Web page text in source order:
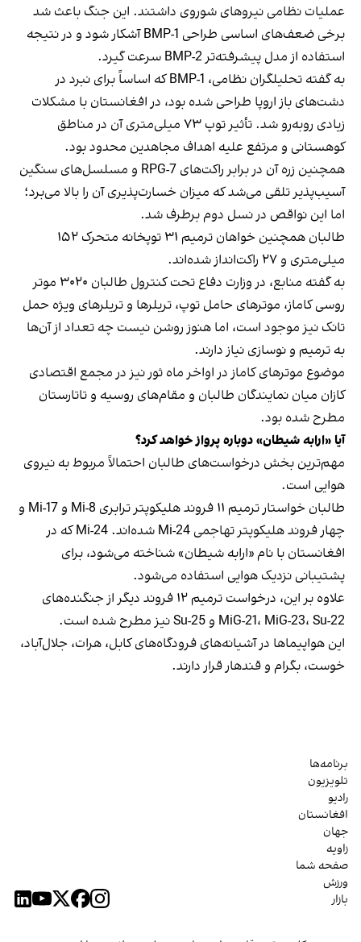
عملیات نظامی نیروهای شوروی داشتند. این جنگ باعث شد
برخی ضعف‌های اساسی طراحی BMP-1 آشکار شود و در نتیجه
استفاده از مدل پیشرفته‌تر BMP-2 سرعت گیرد.
به گفته تحلیلگران نظامی، BMP-1 که اساساً برای نبرد در
دشت‌های باز اروپا طراحی شده بود، در افغانستان با مشکلات
زیادی روبه‌رو شد. تأثیر توپ ۷۳ میلی‌متری آن در مناطق
کوهستانی و مرتفع علیه اهداف مجاهدین محدود بود.
همچنین زره آن در برابر راکت‌های RPG-7 و مسلسل‌های سنگین
آسیب‌پذیر تلقی می‌شد که میزان خسارت‌پذیری آن را بالا می‌برد؛
اما این نواقص در نسل دوم برطرف شد.
طالبان همچنین خواهان ترمیم ۳۱ توپخانه متحرک ۱۵۲
میلی‌متری و ۲۷ راکت‌انداز شده‌اند.
به گفته منابع، در وزارت دفاع تحت کنترول طالبان ۳۰۲۰ موتر
روسی کاماز، موترهای حامل توپ، تریلرها و تریلرهای ویژه حمل
تانک نیز موجود است، اما هنوز روشن نیست چه تعداد از آن‌ها
به ترمیم و نوسازی نیاز دارند.
موضوع موترهای کاماز در اواخر ماه ثور نیز در مجمع اقتصادی
کازان میان نمایندگان طالبان و مقام‌های روسیه و تاتارستان
مطرح شده بود.
آیا «ارابه شیطان» دوباره پرواز خواهد کرد؟
مهم‌ترین بخش درخواست‌های طالبان احتمالاً مربوط به نیروی
هوایی است.
طالبان خواستار ترمیم ۱۱ فروند هلیکوپتر ترابری Mi-8 و Mi-17 و
چهار فروند هلیکوپتر تهاجمی Mi-24 شده‌اند. Mi-24 که در
افغانستان با نام «ارابه شیطان» شناخته می‌شود، برای
پشتیبانی نزدیک هوایی استفاده می‌شود.
علاوه بر این، درخواست ترمیم ۱۲ فروند دیگر از جنگنده‌های
MiG-21، MiG-23، Su-22 و Su-25 نیز مطرح شده است.
این هواپیماها در آشیانه‌های فرودگاه‌های کابل، هرات، جلال‌آباد،
خوست، بگرام و قندهار قرار دارند.
برنامه‌ها
تلویزیون
رادیو
افغانستان
جهان
زاویه
صفحه شما
ورزش
بازار